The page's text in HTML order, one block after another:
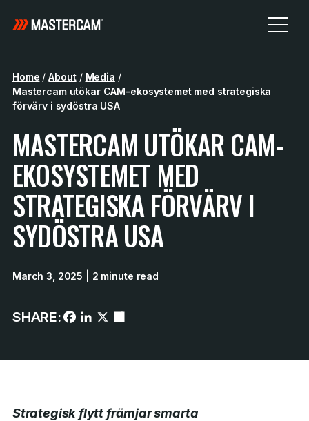
Home / About / Media /
Mastercam utökar CAM-ekosystemet med strategiska
förvärv i sydöstra USA
MASTERCAM UTÖKAR CAM-
EKOSYSTEMET MED
STRATEGISKA FÖRVÄRV I
SYDÖSTRA USA
March 3, 2025 | 2 minute read
SHARE:
Strategiskflytt främjar smarta